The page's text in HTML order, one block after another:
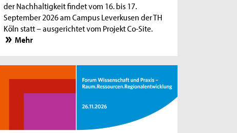
der Nachhaltigkeit findet vom 16. bis 17.
September 2026 am Campus Leverkusen der TH
Köln statt – ausgerichtet vom Projekt Co-Site.
Mehr